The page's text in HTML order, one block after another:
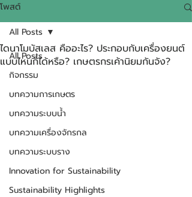
โพสต์
All Posts
กิจกรรม
บทความการเกษตร
บทความระบบน้ำ
บทความเครื่องจักรกล
บทความระบบราง
Innovation for Sustainability
Sustainability Highlights
All Posts
ไดนาโมบัสเลส คืออะไร? ประกอบกับเครื่องยนต์
แบบไหนก็ได้หรือ? เกษตรกรเค้านิยมกันจัง?